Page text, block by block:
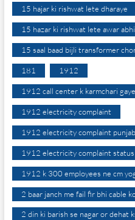
15 hajar ki rishwat lete dharaye
15 hazar ki rishwat lete awar
15 saal baad bijli transformer
181 1912
1912 call center k karmchari
1912 electricity complaint
1912 electricity complaint punjab
1912 electricity complaint status
1912 k 300 employees ne cm
2 baar janch me fail fir bhi cable
2 din ki barish se nagar or dehat